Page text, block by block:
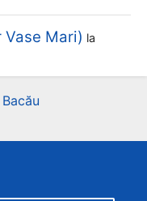
Mari) la
Bacău